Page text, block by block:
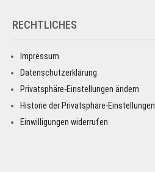
RECHTLICHES
Impressum
Datenschutzerklärung
Privatsphäre-Einstellungen ändern
Historie der Privatsphäre-Einstellungen
Einwilligungen widerrufen